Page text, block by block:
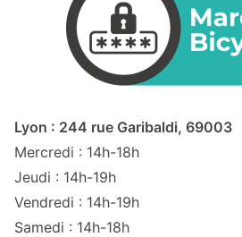
Lyon : 244 rue Garibaldi, 69003
Mercredi : 14h-18h
Jeudi : 14h-19h
Vendredi : 14h-19h
Samedi : 14h-18h